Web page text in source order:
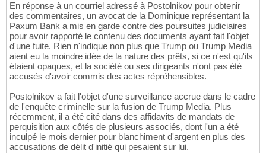
En réponse à un courriel adressé à Postolnikov pour obtenir
des commentaires, un avocat de la Dominique représentant la
Paxum Bank a mis en garde contre des poursuites judiciaires
pour avoir rapporté le contenu des documents ayant fait l'objet
d'une fuite. Rien n'indique non plus que Trump ou Trump Media
aient eu la moindre idée de la nature des prêts, si ce n'est qu'ils
étaient opaques, et la société ou ses dirigeants n'ont pas été
accusés d'avoir commis des actes répréhensibles.
Postolnikov a fait l'objet d'une surveillance accrue dans le cadre
de l'enquête criminelle sur la fusion de Trump Media. Plus
récemment, il a été cité dans des affidavits de mandats de
perquisition aux côtés de plusieurs associés, dont l'un a été
inculpé le mois dernier pour blanchiment d'argent en plus des
accusations de délit d'initié qui pesaient sur lui.